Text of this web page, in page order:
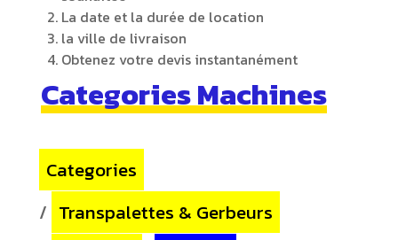
La date et la durée de location
la ville de livraison
Obtenez votre devis instantanément
Categories Machines
Categories
/ Transpalettes & Gerbeurs